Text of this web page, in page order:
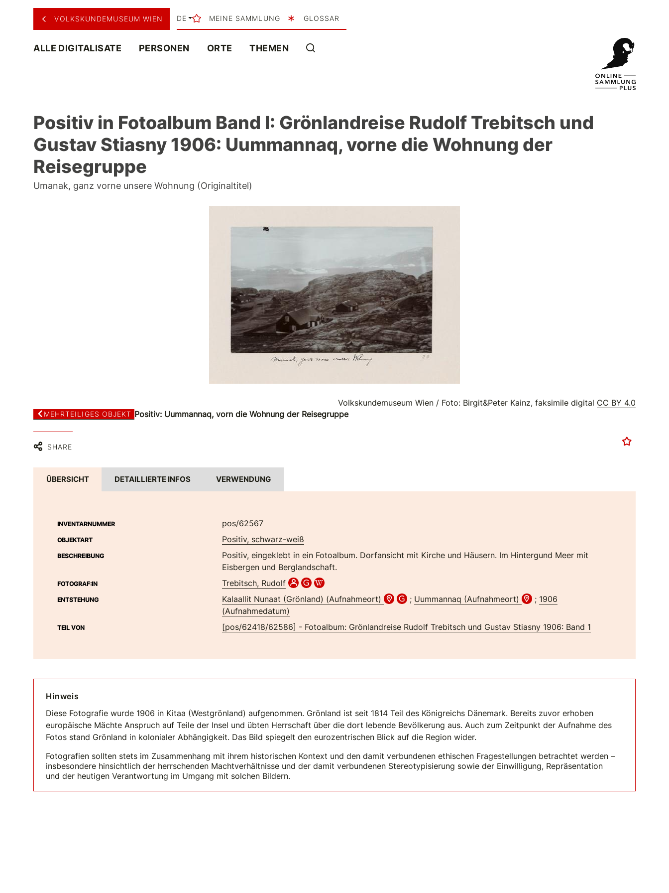
VOLKSKUNDEMUSEUM WIEN DE MEINE SAMMLUNG GLOSSAR
ALLE DIGITALISATE PERSONEN ORTE THEMEN
Positiv in Fotoalbum Band I: Grönlandreise Rudolf Trebitsch und
Gustav Stiasny 1906: Uummannaq, vorne die Wohnung der
Reisegruppe
Umanak, ganz vorne unsere Wohnung (Originaltitel)
Volkskundemuseum Wien / Foto: Birgit&Peter Kainz, faksimile digital CC BY 4.0
MEHRTEILIGES OBJEKT Positiv: Uummannaq, vorn die Wohnung der Reisegruppe
SHARE
ÜBERSICHT DETAILLIERTE INFOS VERWENDUNG
INVENTARNUMMER pos/62567
OBJEKTART Positiv, schwarz-weiß
BESCHREIBUNG
Positiv, eingeklebt in ein Fotoalbum. Dorfansicht mit Kirche und Häusern. Im Hintergund Meer mit
Eisbergen und Berglandschaft.
FOTOGRAF:IN Trebitsch, Rudolf
ENTSTEHUNG Kalaallit Nunaat (Grönland) (Aufnahmeort) ; Uummannaq (Aufnahmeort) ; 1906
(Aufnahmedatum)
TEIL VON [pos/62418/62586] - Fotoalbum: Grönlandreise Rudolf Trebitsch und Gustav Stiasny 1906: Band 1
Hinweis
Diese Fotografie wurde 1906 in Kitaa (Westgrönland) aufgenommen. Grönland ist seit 1814 Teil des Königreichs Dänemark. Bereits zuvor erhoben
europäische Mächte Anspruch auf Teile der Insel und übten Herrschaft über die dort lebende Bevölkerung aus. Auch zum Zeitpunkt der Aufnahme des
Fotos stand Grönland in kolonialer Abhängigkeit. Das Bild spiegelt den eurozentrischen Blick auf die Region wider.
Fotografien sollten stets im Zusammenhang mit ihrem historischen Kontext und den damit verbundenen ethischen Fragestellungen betrachtet werden –
insbesondere hinsichtlich der herrschenden Machtverhältnisse und der damit verbundenen Stereotypisierung sowie der Einwilligung, Repräsentation
und der heutigen Verantwortung im Umgang mit solchen Bildern.